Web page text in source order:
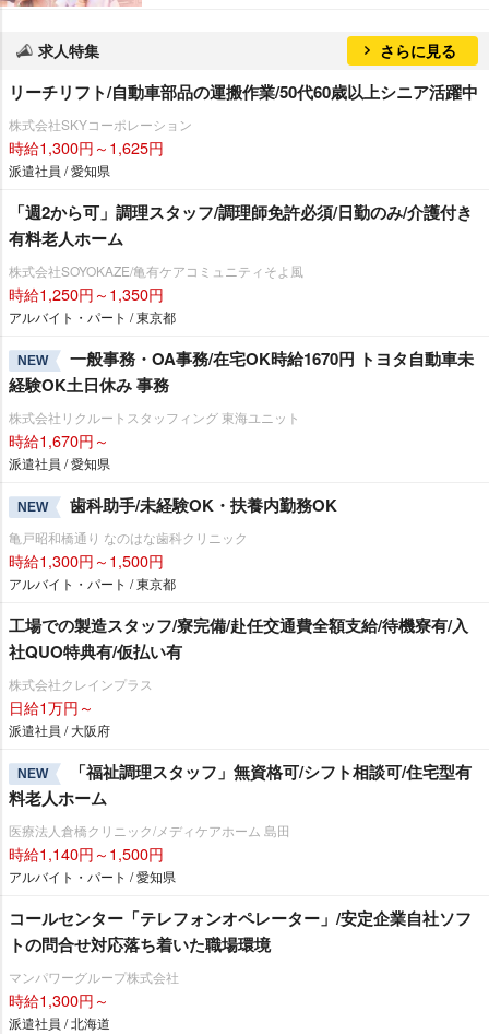
求人特集 さらに見る
リーチリフト/自動車部品の運搬作業/50代60歳以上シニア活躍中
株式会社SKYコーポレーション
時給1,300円～1,625円
派遣社員 / 愛知県
「週2から可」調理スタッフ/調理師免許必須/日勤のみ/介護付き
有料老人ホーム
株式会社SOYOKAZE/亀有ケアコミュニティそよ風
時給1,250円～1,350円
アルバイト・パート / 東京都
NEW
一般事務・OA事務/在宅OK時給1670円 トヨタ自動車未
経験OK土日休み 事務
株式会社リクルートスタッフィング 東海ユニット
時給1,670円～
派遣社員 / 愛知県
NEW 歯科助手/未経験OK・扶養内勤務OK
亀戸昭和橋通り なのはな歯科クリニック
時給1,300円～1,500円
アルバイト・パート / 東京都
工場での製造スタッフ/寮完備/赴任交通費全額支給/待機寮有/入
社QUO特典有/仮払い有
株式会社クレインプラス
日給1万円～
派遣社員 / 大阪府
NEW
「福祉調理スタッフ」無資格可/シフト相談可/住宅型有
料老人ホーム
医療法人倉橋クリニック/メディケアホーム 島田
時給1,140円～1,500円
アルバイト・パート / 愛知県
コールセンター「テレフォンオペレーター」/安定企業自社ソフ
トの問合せ対応落ち着いた職場環境
マンパワーグループ株式会社
時給1,300円～
派遣社員 / 北海道